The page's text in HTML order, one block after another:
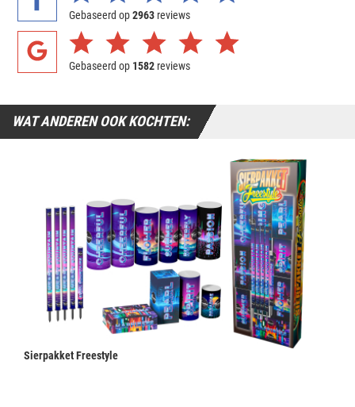
Gebaseerd op2963 reviews
Gebaseerd op 1582 reviews
WAT ANDEREN OOK KOCHTEN:
Sierpakket Freestyle